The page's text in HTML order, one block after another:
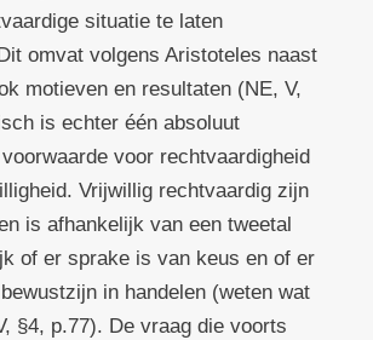
situatie te laten
omvat volgens Aristoteles naast
motieven en resultaten (NE, V,
is echter één absoluut
voor rechtvaardigheid
Vrijwillig rechtvaardig zijn
is afhankelijk van een tweetal
of er sprake is van keus en of er
in handelen (weten wat
§4, p.77). De vraag die voorts